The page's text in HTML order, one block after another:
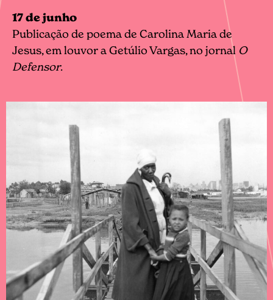
17 de junho
Publicação de poema de Carolina Maria de
Jesus, em louvor a Getúlio Vargas, no jornal O
Defensor.